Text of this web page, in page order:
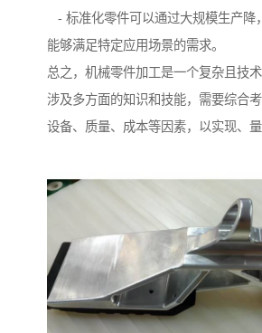
- 标准化零件可以通过大规模生产降
能够满足特定应用场景的需求。
总之，机械零件加工是一个复杂且技术
涉及多方面的知识和技能，需要综合考
设备、质量、成本等因素，以实现、量